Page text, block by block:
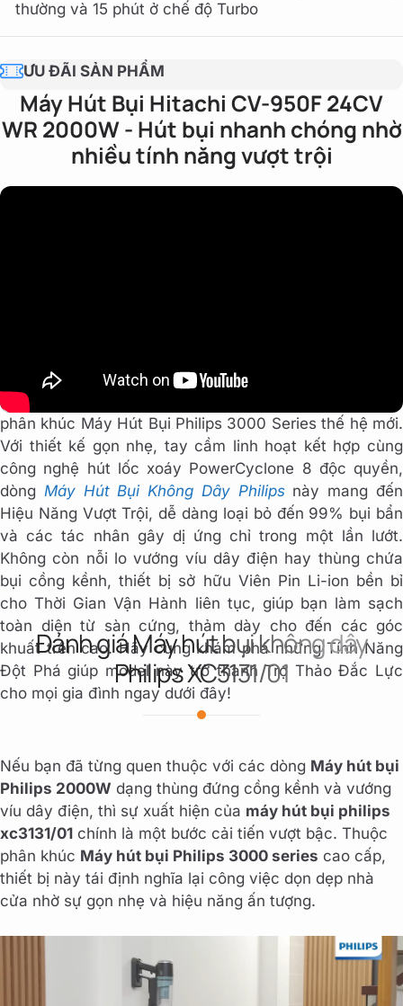
thường và 15 phút ở chế độ Turbo
ƯU ĐÃI SẢN PHẨM
Máy Hút Bụi Hitachi CV-950F 24CV
WR 2000W - Hút bụi nhanh chóng nhờ
nhiều tính năng vượt trội
Nâng tầm trải nghiệm dọn dẹp nhà cửa với
Bụi Philips XC3131/01
, giải pháp vệ sinh hiện đại thuộc
phân khúc Máy Hút Bụi Philips 3000 Series thế hệ mới.
Với thiết kế gọn nhẹ, tay cầm linh hoạt kết hợp cùng
công nghệ hút lốc xoáy PowerCyclone 8 độc quyền,
dòng Máy Hút Bụi Không Dây Philipsnày mang đến
Hiệu Năng Vượt Trội, dễ dàng loại bỏ đến 99% bụi bẩn
và các tác nhân gây dị ứng chỉ trong một lần lướt.
Không còn nỗi lo vướng víu dây điện hay thùng chứa
bụi cồng kềnh, thiết bị sở hữu Viên Pin Li-ion bền bỉ
cho Thời Gian Vận Hành liên tục, giúp bạn làm sạch
toàn diện từ sàn cứng, thảm dày cho đến các góc
khuất trên cao. Hãy cùng khám phá những Tính Năng
Đột Phá giúp model này trở thành Trợ Thảo Đắc Lực
cho mọi gia đình ngay dưới đây!
Đánh giá Máy hút bụi không dây
Philips XC3131/01
Nếu bạn đã từng quen thuộc với các dòng Máy hút bụi
Philips 2000W dạng thùng đứng cồng kềnh và vướng
víu dây điện, thì sự xuất hiện của máy hút bụi philips
xc3131/01 chính là một bước cải tiến vượt bậc. Thuộc
phân khúc Máy hút bụi Philips 3000 series cao cấp,
thiết bị này tái định nghĩa lại công việc dọn dẹp nhà
cửa nhờ sự gọn nhẹ và hiệu năng ấn tượng.